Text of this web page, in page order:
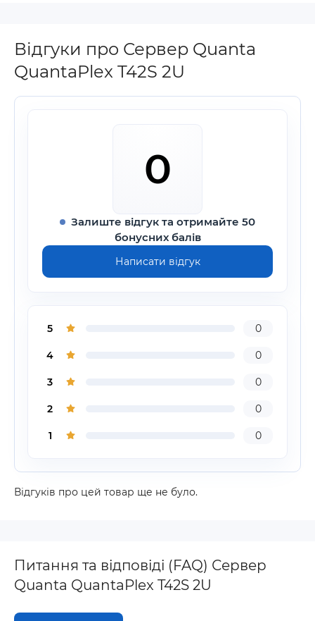
Відгуки про Сервер Quanta
QuantaPlex T42S 2U
0
Залиште відгук та отримайте 50
бонусних балів
Написати відгук
5 0
4 0
3 0
2 0
1 0
Відгуків про цей товар ще не було.
Питання та відповіді (FAQ) Сервер
Quanta QuantaPlex T42S 2U